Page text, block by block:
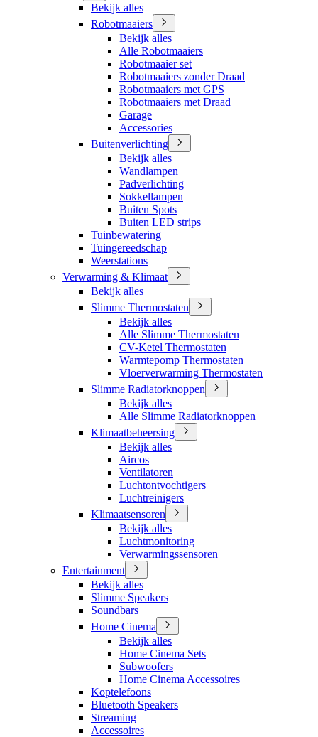
Bekijk alles
Robotmaaiers
Bekijk alles
Alle Robotmaaiers
Robotmaaier set
Robotmaaiers zonder Draad
Robotmaaiers met GPS
Robotmaaiers met Draad
Garage
Accessories
Buitenverlichting
Bekijk alles
Wandlampen
Padverlichting
Sokkellampen
Buiten Spots
Buiten LED strips
Tuinbewatering
Tuingereedschap
Weerstations
Verwarming & Klimaat
Bekijk alles
Slimme Thermostaten
Bekijk alles
Alle Slimme Thermostaten
CV-Ketel Thermostaten
Warmtepomp Thermostaten
Vloerverwarming Thermostaten
Slimme Radiatorknoppen
Bekijk alles
Alle Slimme Radiatorknoppen
Klimaatbeheersing
Bekijk alles
Aircos
Ventilatoren
Luchtontvochtigers
Luchtreinigers
Klimaatsensoren
Bekijk alles
Luchtmonitoring
Verwarmingssensoren
Entertainment
Bekijk alles
Slimme Speakers
Soundbars
Home Cinema
Bekijk alles
Home Cinema Sets
Subwoofers
Home Cinema Accessoires
Koptelefoons
Bluetooth Speakers
Streaming
Accessoires